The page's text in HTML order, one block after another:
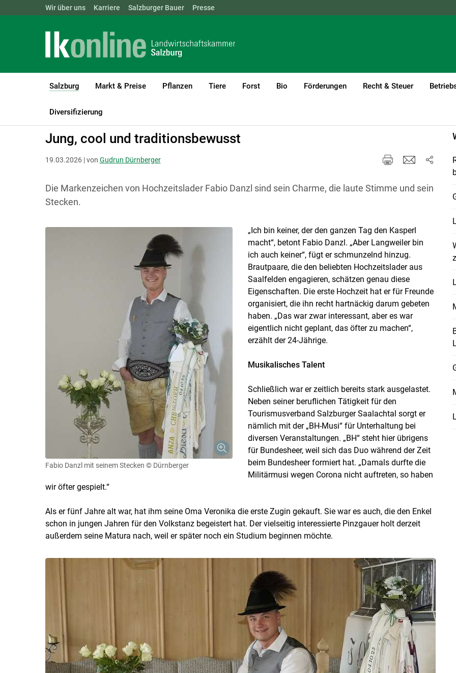
Skip to main content
Landwirtschaftskammern: ÖSTERREICH BGLD KTN
Wir über uns Karriere Salzburger Bauer Presse
Salzburg
(current)1
Markt & Preise Pflanzen Tiere Forst Bio Förderungen Recht & Steuer
Diversifizierung
LK Salzburg Salzburg
Jung, cool und traditionsbewusst
19.03.2026 | von Gudrun Dürnberger
Die Markenzeichen von Hochzeitslader Fabio Danzl sind sein Charme, die laute Stimme und sein
Stecken.
Fabio Danzl mit seinem Stecken © Dürnberger
„Ich bin keiner, der den ganzen Tag den Kasperl
macht“, betont Fabio Danzl. „Aber Langweiler bin
ich auch keiner“, fügt er schmunzelnd hinzug.
Brautpaare, die den beliebten Hochzeitslader aus
Saalfelden engagieren, schätzen genau diese
Eigenschaften. Die erste Hochzeit hat er für Freunde
organisiert, die ihn recht hartnäckig darum gebeten
haben. „Das war zwar interessant, aber es war
eigentlich nicht geplant, das öfter zu machen“,
erzählt der 24-Jährige.
Musikalisches Talent
Schließlich war er zeitlich bereits stark ausgelastet.
Neben seiner beruflichen Tätigkeit für den
Tourismusverband Salzburger Saalachtal sorgt er
nämlich mit der „BH-Musi“ für Unterhaltung bei
diversen Veranstaltungen. „BH“ steht hier übrigens
für Bundesheer, weil sich das Duo während der Zeit
beim Bundesheer formiert hat. „Damals durfte die
Militärmusi wegen Corona nicht auftreten, so haben
wir öfter gespielt.“
Als er fünf Jahre alt war, hat ihm seine Oma Veronika die erste Zugin gekauft. Sie war es auch, die den Enkel
schon in jungen Jahren für den Volkstanz begeistert hat. Der vielseitig interessierte Pinzgauer holt derzeit
außerdem seine Matura nach, weil er später noch ein Studium beginnen möchte.